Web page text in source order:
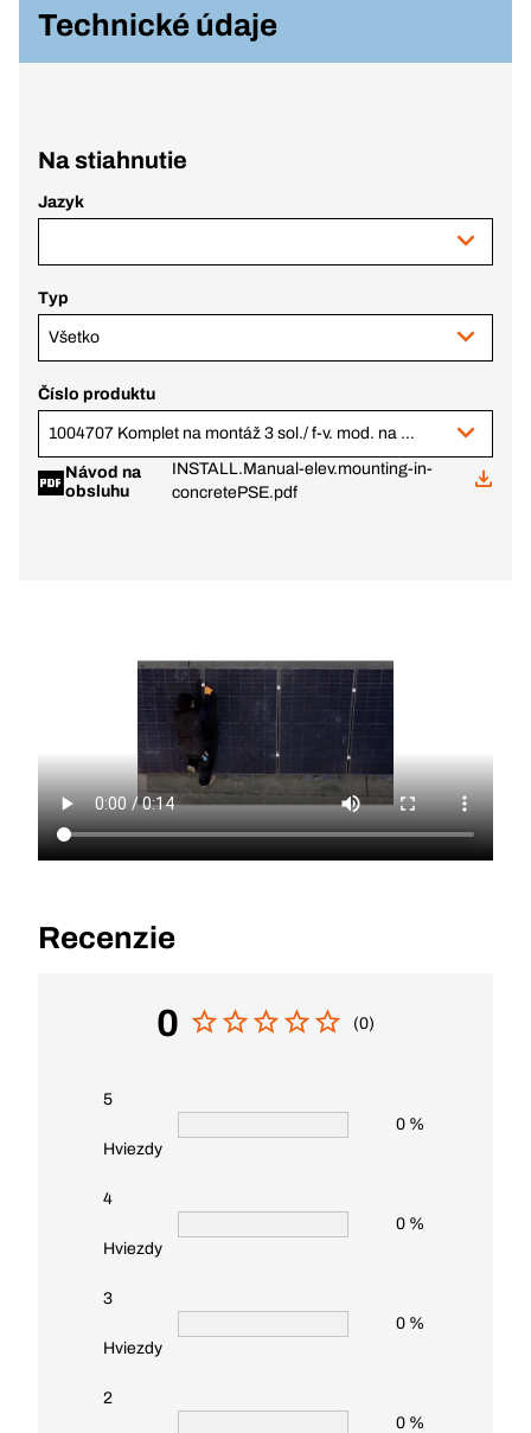
Technické údaje
Na stiahnutie
Jazyk
Typ
Všetko
Číslo produktu
1004707 Komplet na montáž 3 sol./ f-v. mod. na ploché str., 30 mm rám, v. 30 mm
Návod na
obsluhu
INSTALL.Manual-elev.mounting-in-
concretePSE.pdf
Recenzie
0 (0)
5
Hviezdy
0 %
4
Hviezdy
0 %
3
Hviezdy
0 %
2
0 %